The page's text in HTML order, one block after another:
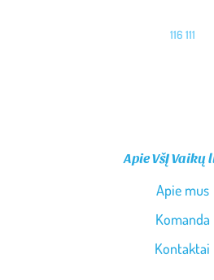
116 111
Apie VšĮ Vaikų
Apie mus
Komanda
Kontaktai